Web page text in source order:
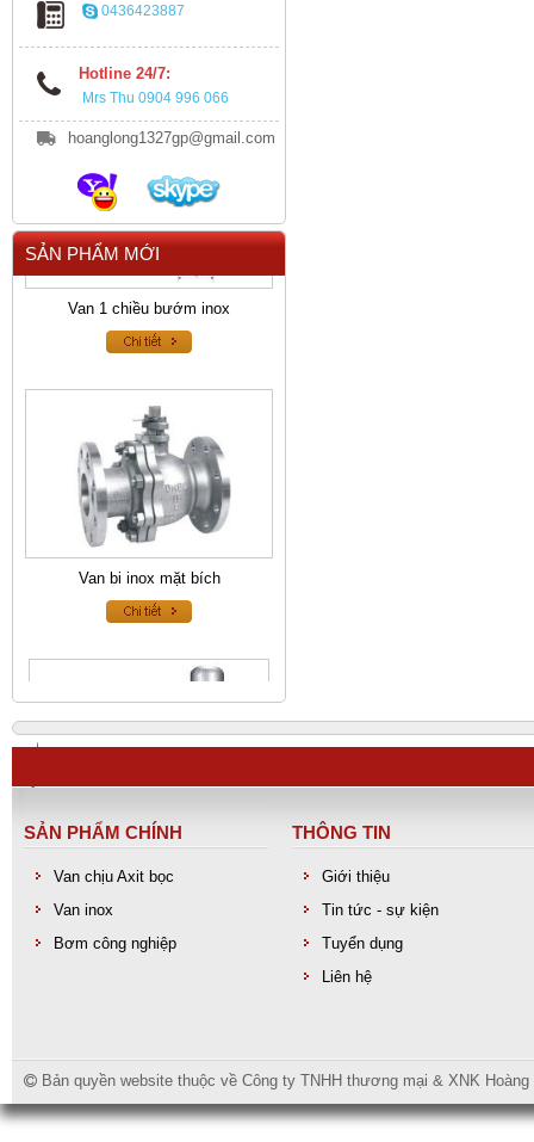
0436423887
Hotline 24/7:
Mrs Thu 0904 996 066
hoanglong1327gp@gmail.com
SẢN PHẨM MỚI
Van 1 chiều bướm inox
Van bi inox mặt bích
Van an toàn inox
SẢN PHẨM CHÍNH
Van chịu Axit bọc
Van inox
Bơm công nghiệp
THÔNG TIN
Giới thiệu
Tin tức - sự kiện
Tuyển dụng
Liên hệ
Bản quyền website thuộc về Công ty TNHH thương mại & XNK